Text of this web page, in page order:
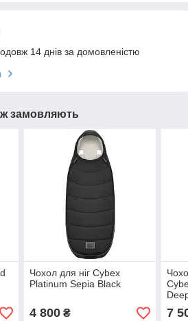
14 днів за домовленістю
замовляють
Чохол для ніг Cybex
Platinum Sepia Black
4 800₴ 7